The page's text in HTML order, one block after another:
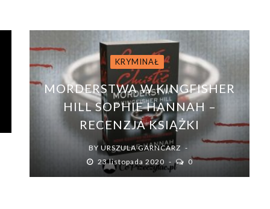
KRYMINAŁ
MORDERSTWA W KINGFISHER
HILL SOPHIE HANNAH –
RECENZJA KSIĄŻKI
BYURSZULA GARNCARZ
23 listopada 2020
0